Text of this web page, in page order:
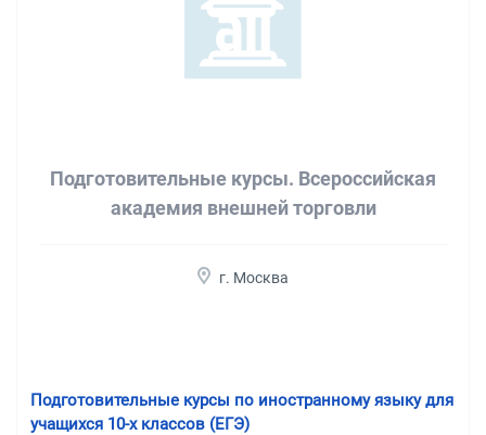
Подготовительные курсы. Всероссийская
академия внешней торговли
г. Москва
Подготовительные курсы по иностранному языку для
учащихся 10-х классов (ЕГЭ)